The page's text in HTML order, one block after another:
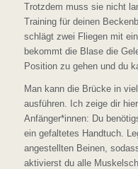
Trotzdem muss sie nicht
Training für deinen
schlägt zwei Fliegen mit
bekommt die Blase die
Position zu gehen und du
Man kann die Brücke in
ausführen. Ich zeige dir
Anfänger*innen: Du
ein gefaltetes Handtuch.
angestellten Beinen,
aktivierst du alle